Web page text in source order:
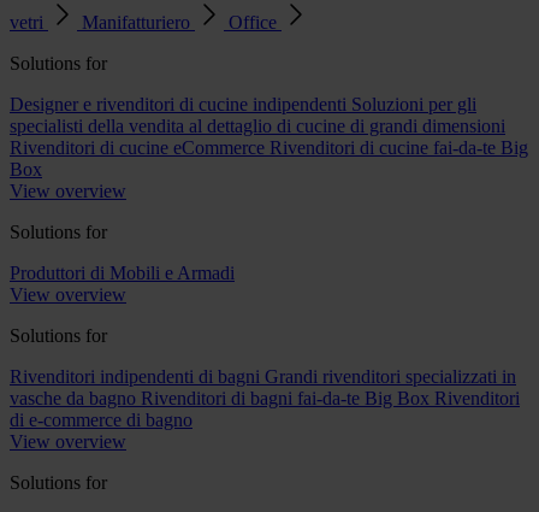
vetri
Manifatturiero
Office
Solutions for
Designer e rivenditori di cucine indipendenti Soluzioni per gli
specialisti della vendita al dettaglio di cucine di grandi dimensioni
Rivenditori di cucine eCommerce Rivenditori di cucine fai-da-te Big
Box
View overview
Solutions for
Produttori di Mobili e Armadi
View overview
Solutions for
Rivenditori indipendenti di bagni Grandi rivenditori specializzati in
vasche da bagno Rivenditori di bagni fai-da-te Big Box Rivenditori
di e-commerce di bagno
View overview
Solutions for